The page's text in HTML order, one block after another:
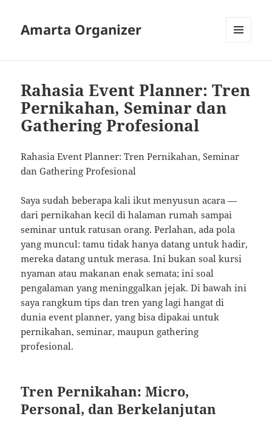
Amarta Organizer
Rahasia Event Planner: Tren
Pernikahan, Seminar dan
Gathering Profesional
Rahasia Event Planner: Tren Pernikahan, Seminar
dan Gathering Profesional
Saya sudah beberapa kali ikut menyusun acara —
dari pernikahan kecil di halaman rumah sampai
seminar untuk ratusan orang. Perlahan, ada pola
yang muncul: tamu tidak hanya datang untuk hadir,
mereka datang untuk merasa. Ini bukan soal kursi
nyaman atau makanan enak semata; ini soal
pengalaman yang meninggalkan jejak. Di bawah ini
saya rangkum tips dan tren yang lagi hangat di
dunia event planner, yang bisa dipakai untuk
pernikahan, seminar, maupun gathering
profesional.
Tren Pernikahan: Micro,
Personal, dan Berkelanjutan